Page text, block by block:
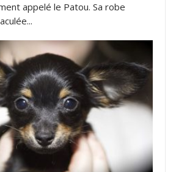
appelé le Patou. Sa robe